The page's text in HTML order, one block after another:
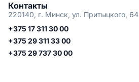
Контакты
220140, г. Минск, ул. Притыцкого, 64
+375 17 311 30 00
+375 29 311 33 00
+375 29 737 30 00